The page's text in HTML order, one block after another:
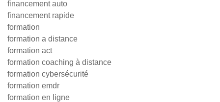
financement auto
financement rapide
formation
formation a distance
formation act
formation coaching à distance
formation cybersécurité
formation emdr
formation en ligne